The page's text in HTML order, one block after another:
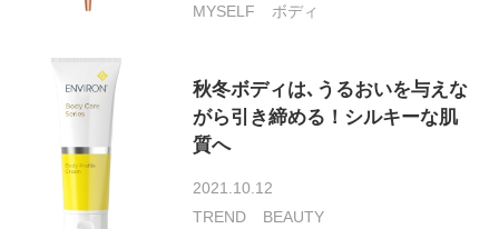
MYSELF
ボディ
秋冬ボディは､うるおいを与えな
がら引き締める！シルキーな肌
質へ
2021.10.12
TREND
BEAUTY